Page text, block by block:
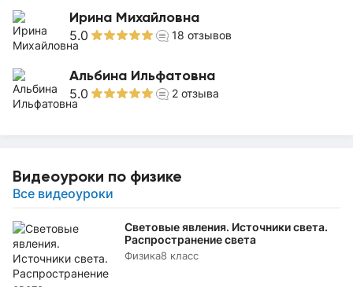
Ирина Михайловна
5.0 18 отзывов
Альбина Ильфатовна
5.0 2 отзыва
Видеоуроки по физике
Все видеоуроки
Световые явления. Источники света.
Распространение света
Физика8 класс